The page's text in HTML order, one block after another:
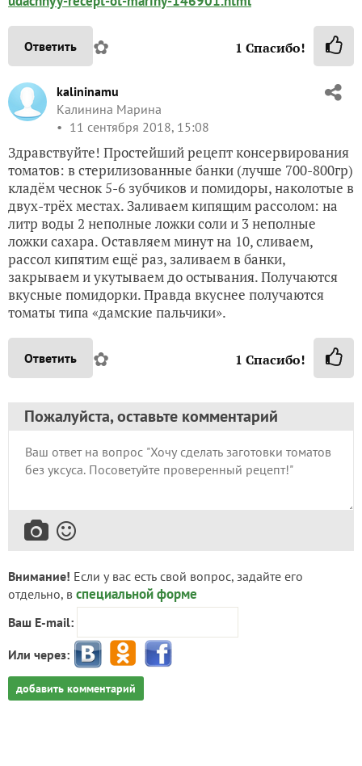
Ответить ✿ 1 Спасибо!
kalininamu
Калинина Марина
11 сентября 2018, 15:08
Здравствуйте! Простейший рецепт консервирования
томатов: в стерилизованные банки (лучше 700-800гр)
кладём чеснок 5-6 зубчиков и помидоры, наколотые в
двух-трёх местах. Заливаем кипящим рассолом: на
литр воды 2 неполные ложки соли и 3 неполные
ложки сахара. Оставляем минут на 10, сливаем,
рассол кипятим ещё раз, заливаем в банки,
закрываем и укутываем до остывания. Получаются
вкусные помидорки. Правда вкуснее получаются
томаты типа «дамские пальчики».
Ответить ✿ 1 Спасибо!
Пожалуйста, оставьте комментарий
Внимание! Если у вас есть свой вопрос, задайте его
отдельно, в специальной форме
Ваш E-mail:
Или через:
добавить комментарий